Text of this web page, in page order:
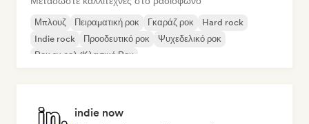
Μπλουζ Πειραματική ροκ Γκαράζ ροκ
Hard rock
Indie rock
Προοδευτικό ροκ
Ψυχεδελικό ροκ
Ροκ εν ρολ/Κλασικό Ροκ
indie now